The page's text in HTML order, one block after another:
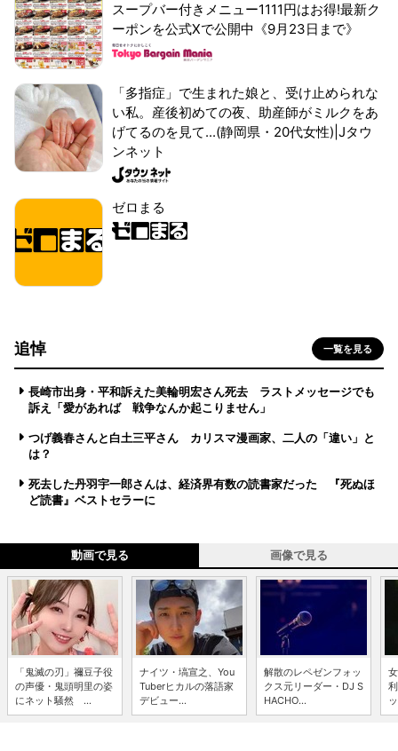
スープバー付きメニュー1111円はお得!最新ク
ーポンを公式Xで公開中《9月23日まで》
「多指症」で生まれた娘と、受け止められな
い私。産後初めての夜、助産師がミルクをあ
げてるのを見て...(静岡県・20代女性)|Jタウ
ンネット
ゼロまる
追悼 一覧を見る
長崎市出身・平和訴えた美輪明宏さん死去 ラストメッセージでも
訴え「愛があれば 戦争なんか起こりません」
つげ義春さんと白土三平さん カリスマ漫画家、二人の「違い」と
は？
死去した丹羽宇一郎さんは、経済界有数の読書家だった 『死ぬほ
ど読書』ベストセラーに
動画で見る 画像で見る
「鬼滅の刃」禰豆子役
の声優・鬼頭明里の姿
にネット騒然 ...
ナイツ・塙宣之、You
Tuberヒカルの落語家
デビュー...
解散のレペゼンフォッ
クス元リーダー・DJ S
HACHO...